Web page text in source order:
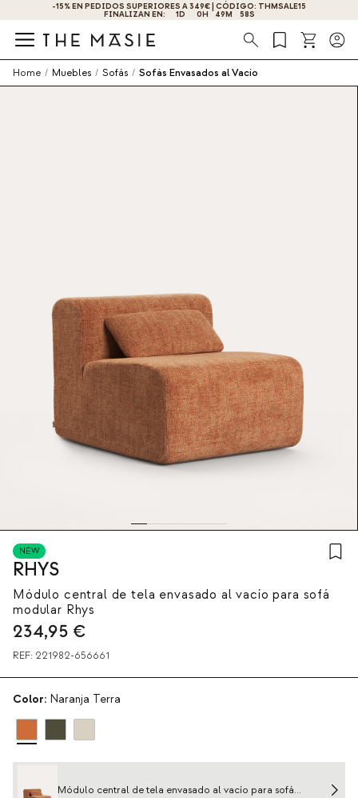
¡OBTÉN UN -10% DE DESCUENTO AL SUSCRIBIRTE AHORA!
Búsqueda
Home / Muebles / Sofás / Sofás Envasados al Vacío
NEW
RHYS
Módulo central de tela envasado al vacío para sofá
modular Rhys
234,95 €
REF: 221982-656661
Color: Naranja Terra
Módulo central de tela envasado al vacío para sofá